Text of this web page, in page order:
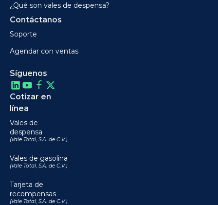
¿Qué son vales de despensa?
Contáctanos
Soporte
Agendar con ventas
Síguenos
Cotizar en
línea
Vales de
despensa
(Vale Total, S.A. de C.V.)
Vales de gasolina
(Vale Total, S.A. de C.V.)
Tarjeta de
recompensas
(Vale Total, S.A. de C.V.)